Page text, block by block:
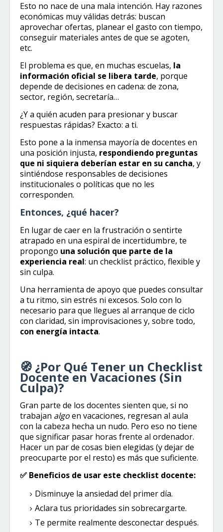
Esto no nace de una mala intención. Hay razones
económicas muy válidas detrás: buscan
aprovechar ofertas, planear el gasto con tiempo,
conseguir materiales antes de que se agoten,
etc.
El problema es que, en muchas escuelas, la
información oficial se libera tarde, porque
depende de decisiones en cadena: de zona,
sector, región, secretaría…
¿Y a quién acuden para presionar y buscar
respuestas rápidas? Exacto: a ti.
Esto pone a la inmensa mayoría de docentes en
una posición injusta, respondiendo preguntas
que ni siquiera deberían estar en su cancha, y
sintiéndose responsables de decisiones
institucionales o políticas que no les
corresponden.
Entonces, ¿qué hacer?
En lugar de caer en la frustración o sentirte
atrapado en una espiral de incertidumbre, te
propongo una solución que parte de la
experiencia real: un checklist práctico, flexible y
sin culpa.
Una herramienta de apoyo que puedes consultar
a tu ritmo, sin estrés ni excesos. Solo con lo
necesario para que llegues al arranque de ciclo
con claridad, sin improvisaciones y, sobre todo,
con energía intacta.
🧭 ¿Por Qué Tener un Checklist
Docente en Vacaciones (Sin
Culpa)?
Gran parte de los docentes sienten que, si no
trabajan algoen vacaciones, regresan al aula
con la cabeza hecha un nudo. Pero eso no tiene
que significar pasar horas frente al ordenador.
Hacer un par de cosas bien elegidas (y dejar de
preocuparte por el resto) es más que suficiente.
✅ Beneficios de usar este checklist docente:
Disminuye la ansiedad del primer día.
Aclara tus prioridades sin sobrecargarte.
Te permite realmente desconectar después.